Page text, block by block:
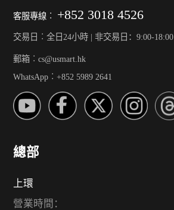
客服專線︰ +852 3018 4526
交易日︰全日24小時 | 非交易日：9:00-18:00
郵箱︰cs@usmart.hk
WhatsApp︰+852 5989 2641
總部
上環
營業時間：